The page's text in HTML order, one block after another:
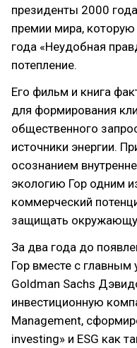
президенты 2000
премии мира,
года «Неудобная
потепление.
Его фильм и книга
для формирования
общественного
источники энергии.
осознанием
экологию Гор одним
коммерческий
защищать
За два года до
Гор вместе с
Goldman Sachs
инвестиционную
Management,
investing» и ESG как